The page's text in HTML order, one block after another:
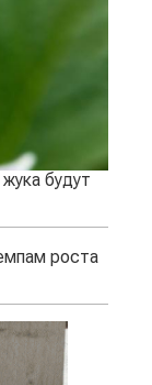
будут
роста